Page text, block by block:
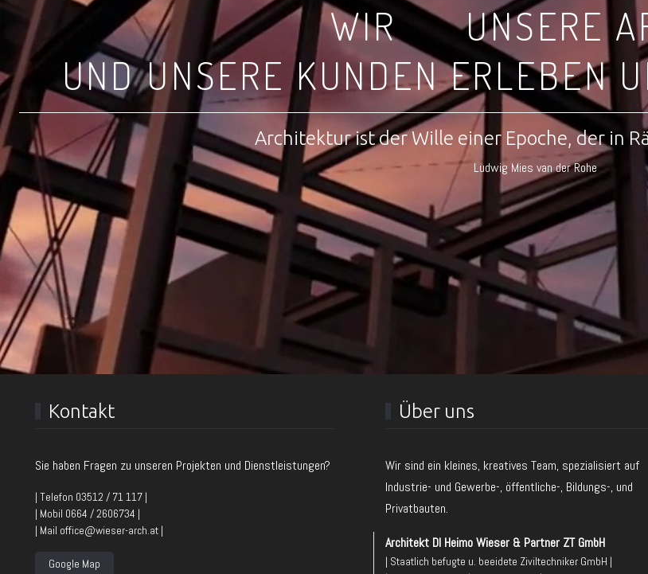
WIR
UNSERE
UND UNSERE KUNDEN ERLEBEN
Architektur ist der Wille einer Epoche, der in
Ludwig Mies van der Rohe
Kontakt
Sie haben Fragen zu unseren Projekten und Dienstleistungen?
| Telefon 03512 / 71 117 |
| Mobil 0664 / 2606734 |
| Mail office@wieser-arch.at |
Google Map
Über uns
Wir sind ein kleines, kreatives Team, spezialisiert auf
Industrie- und Gewerbe-, öffentliche-, Bildungs-, und
Privatbauten.
Architekt DI Heimo Wieser & Partner ZT GmbH
| Staatlich befugte u. beeidete Ziviltechniker GmbH |